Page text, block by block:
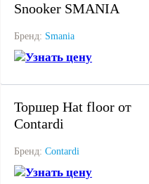
Snooker SMANIA
Бренд: Smania
Узнать цену
Торшер Hat floor от
Contardi
Бренд: Contardi
Узнать цену